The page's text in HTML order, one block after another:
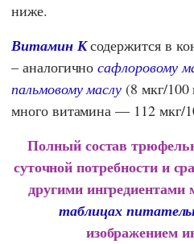
ниже.
Витамин Ксодержится в
– аналогичносафлоровому
пальмовому маслу (8 мкг/
много витамина — 112 мкг/
Полный состав
суточной потребности и
другими
таблицах
изображением